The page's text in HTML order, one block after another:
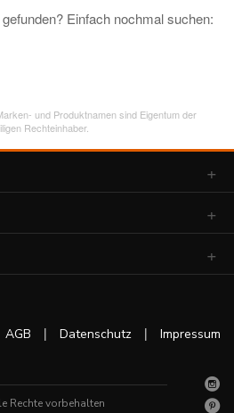
Einfach nochmal suchen:
und Produktnamen sind Eigentum der
Rechteinhaber.
AGB | Datenschutz | Impressum
Rechte vorbehalten